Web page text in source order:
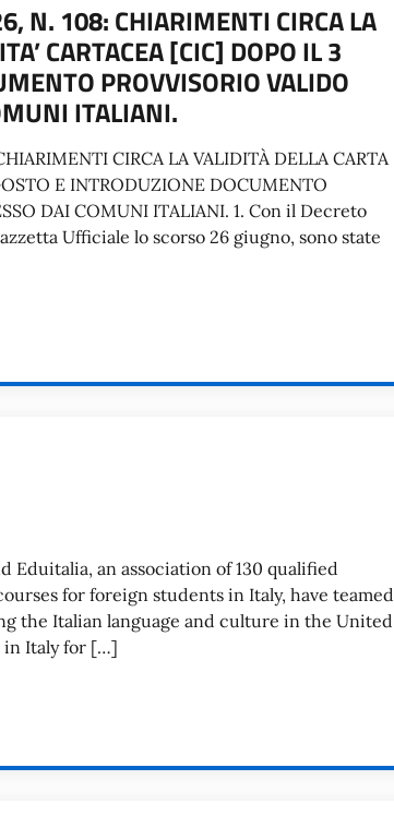
N. 108: CHIARIMENTI CIRCA LA
CARTACEA [CIC] DOPO IL 3
PROVVISORIO VALIDO
ITALIANI.
CIRCA LA VALIDITÀ DELLA CARTA
E INTRODUZIONE DOCUMENTO
DAI COMUNI ITALIANI. 1. Con il Decreto
Ufficiale lo scorso 26 giugno, sono state
Eduitalia, an association of 130 qualified
for foreign students in Italy, have teamed
the Italian language and culture in the United
in Italy for […]